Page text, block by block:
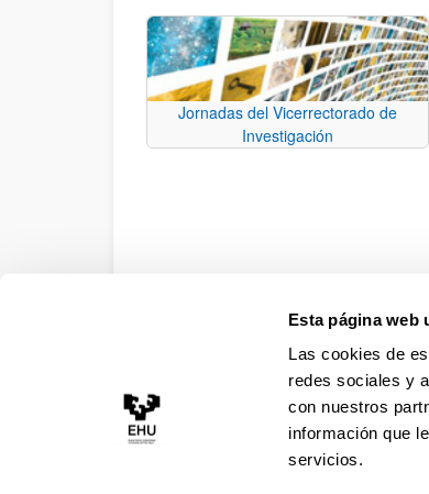
Esta página web
Las cookies de
redes sociales y
con nuestros
información que
servicios.
Jornadas del Vicerrectorado de
Investigación